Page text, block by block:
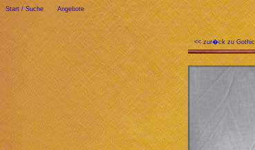
Start / Suche Angebote
<< zur�ck zu Gothic